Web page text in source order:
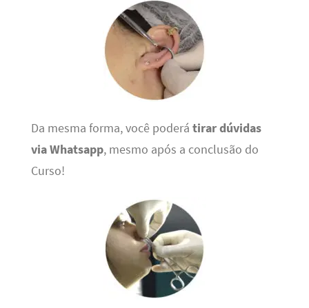
Da mesma forma, você poderá tirar dúvidas
via Whatsapp, mesmo após a conclusão do
Curso!